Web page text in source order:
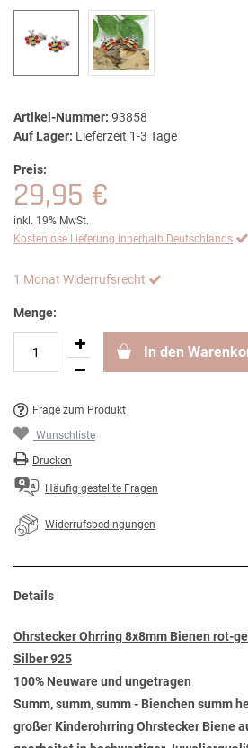
Artikel-Nummer: 93858
Auf Lager: Lieferzeit 1-3 Tage
Preis:
29,95 €
inkl. 19% MwSt.
Kostenlose Lieferung innerhalb Deutschlands
1 Monat Widerrufsrecht
Menge:
In den
Frage zum Produkt
Wunschliste
Drucken
Häufig gestellte Fragen
Widerrufsbedingungen
Details
Ohrstecker Ohrring 8x8mm Bienen rot-
Silber 925
100% Neuware und ungetragen
Summ, summ, summ - Bienchen summ
großer Kinderohrring Ohrstecker Biene